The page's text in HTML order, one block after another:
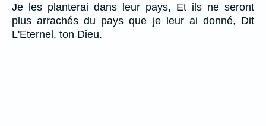
Je les planterai dans leur pays, Et ils ne seront
plus arrachés du pays que je leur ai donné, Dit
L'Eternel, ton Dieu.